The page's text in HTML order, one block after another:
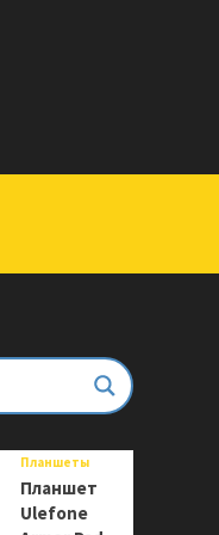
Планшеты
Планшет
Ulefone